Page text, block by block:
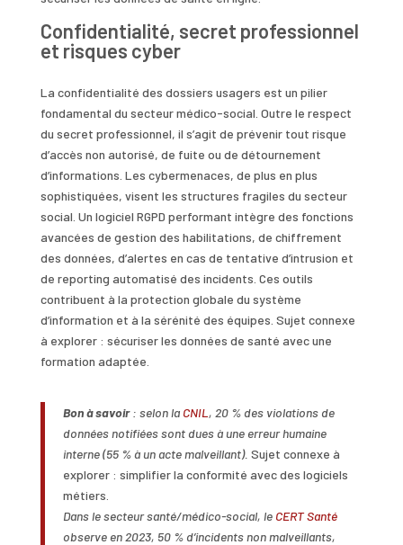
Confidentialité, secret professionnel
et risques cyber
La confidentialité des dossiers usagers est un pilier
fondamental du secteur médico-social. Outre le respect
du secret professionnel, il s’agit de prévenir tout risque
d’accès non autorisé, de fuite ou de détournement
d’informations. Les cybermenaces, de plus en plus
sophistiquées, visent les structures fragiles du secteur
social. Un logiciel RGPD performant intègre des fonctions
avancées de gestion des habilitations, de chiffrement
des données, d’alertes en cas de tentative d’intrusion et
de reporting automatisé des incidents. Ces outils
contribuent à la protection globale du système
d’information et à la sérénité des équipes. Sujet connexe
à explorer : sécuriser les données de santé avec une
formation adaptée.
Bon à savoir: selon la CNIL, 20 % des violations de
données notifiées sont dues à une erreur humaine
interne (55 % à un acte malveillant). Sujet connexe à
explorer : simplifier la conformité avec des logiciels
métiers.
Dans le secteur santé/médico-social, leCERT Santé
observe en 2023, 50 % d’incidents non malveillants,